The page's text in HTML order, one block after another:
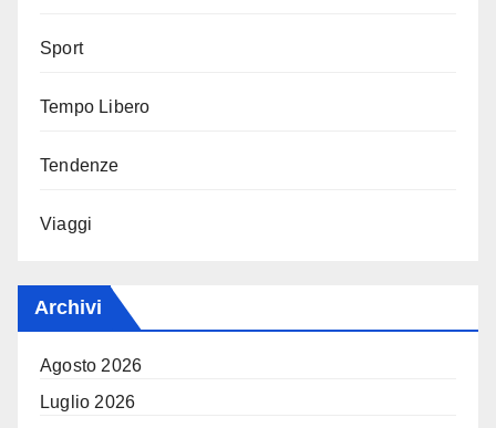
Sport
Tempo Libero
Tendenze
Viaggi
Archivi
Agosto 2026
Luglio 2026